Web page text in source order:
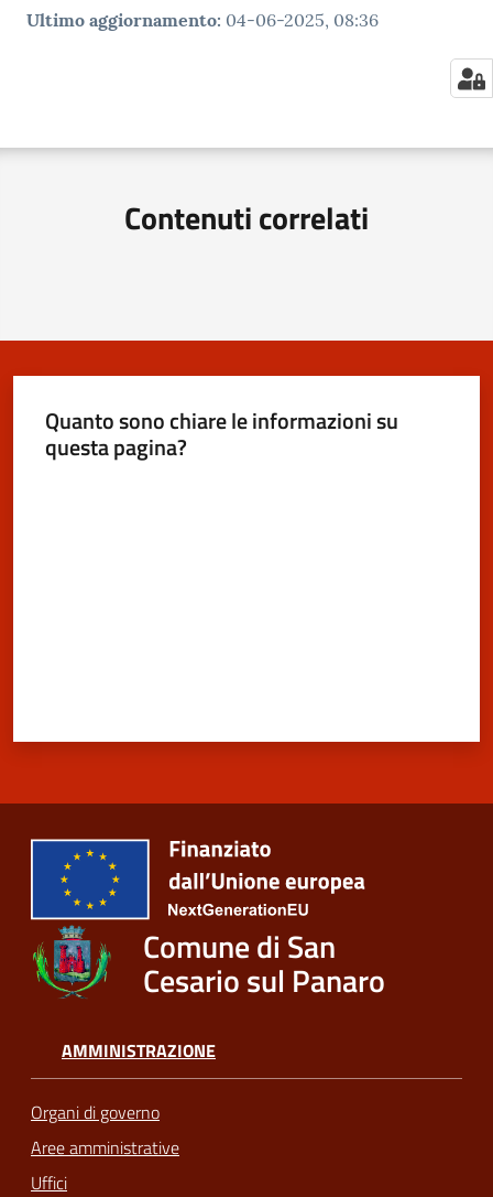
Ultimo aggiornamento: 04-06-2025, 08:36
Contenuti correlati
Quanto sono chiare le informazioni su
questa pagina?
Comune di San
Cesario sul Panaro
AMMINISTRAZIONE
Organi di governo
Aree amministrative
Uffici